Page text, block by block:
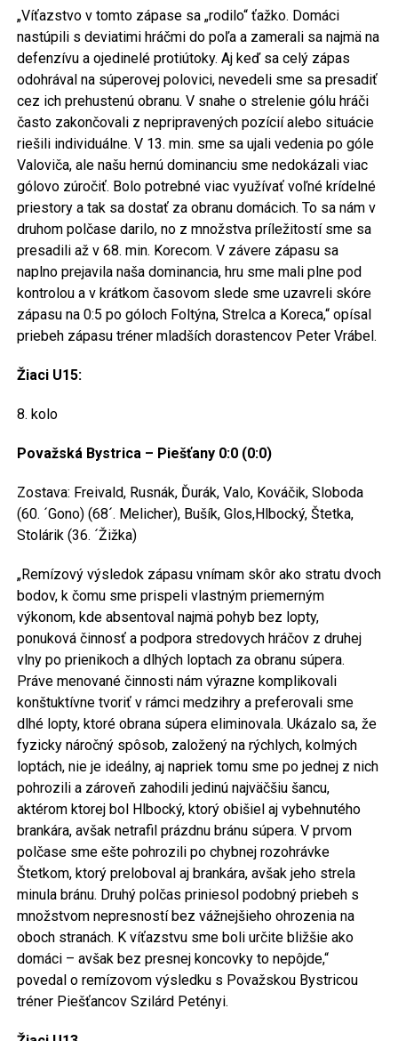
„Víťazstvo v tomto zápase sa „rodilo“ ťažko. Domáci
nastúpili s deviatimi hráčmi do poľa a zamerali sa najmä na
defenzívu a ojedinelé protiútoky. Aj keď sa celý zápas
odohrával na súperovej polovici, nevedeli sme sa presadiť
cez ich prehustenú obranu. V snahe o strelenie gólu hráči
často zakončovali z nepripravených pozícií alebo situácie
riešili individuálne. V 13. min. sme sa ujali vedenia po góle
Valoviča, ale našu hernú dominanciu sme nedokázali viac
gólovo zúročiť. Bolo potrebné viac využívať voľné krídelné
priestory a tak sa dostať za obranu domácich. To sa nám v
druhom polčase darilo, no z množstva príležitostí sme sa
presadili až v 68. min. Korecom. V závere zápasu sa
naplno prejavila naša dominancia, hru sme mali plne pod
kontrolou a v krátkom časovom slede sme uzavreli skóre
zápasu na 0:5 po góloch Foltýna, Strelca a Koreca,“ opísal
priebeh zápasu tréner mladších dorastencov Peter Vrábel.
Žiaci U15:
8. kolo
Považská Bystrica – Piešťany 0:0 (0:0)
Zostava: Freivald, Rusnák, Ďurák, Valo, Kováčik, Sloboda
(60. ´Gono) (68´. Melicher), Bušík, Glos,Hlbocký, Štetka,
Stolárik (36. ´Žižka)
„Remízový výsledok zápasu vnímam skôr ako stratu dvoch
bodov, k čomu sme prispeli vlastným priemerným
výkonom, kde absentoval najmä pohyb bez lopty,
ponuková činnosť a podpora stredovych hráčov z druhej
vlny po prienikoch a dlhých loptach za obranu súpera.
Práve menované činnosti nám výrazne komplikovali
konštuktívne tvoriť v rámci medzihry a preferovali sme
dlhé lopty, ktoré obrana súpera eliminovala. Ukázalo sa, že
fyzicky náročný spôsob, založený na rýchlych, kolmých
loptách, nie je ideálny, aj napriek tomu sme po jednej z nich
pohrozili a zároveň zahodili jedinú najväčšiu šancu,
aktérom ktorej bol Hlbocký, ktorý obišiel aj vybehnutého
brankára, avšak netrafil prázdnu bránu súpera. V prvom
polčase sme ešte pohrozili po chybnej rozohrávke
Štetkom, ktorý preloboval aj brankára, avšak jeho strela
minula bránu. Druhý polčas priniesol podobný priebeh s
množstvom nepresností bez vážnejšieho ohrozenia na
oboch stranách. K víťazstvu sme boli určite bližšie ako
domáci – avšak bez presnej koncovky to nepôjde,“
povedal o remízovom výsledku s Považskou Bystricou
tréner Piešťancov Szilárd Petényi.